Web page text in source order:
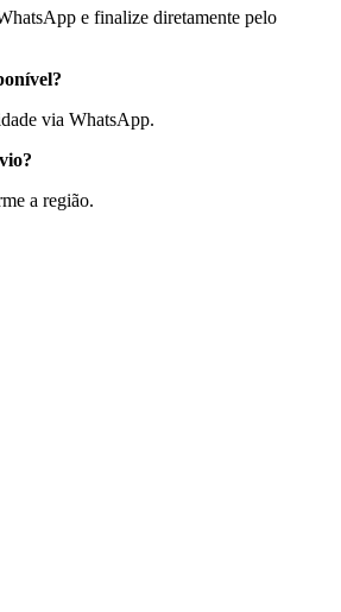
e finalize diretamente pelo
via WhatsApp.
a região.